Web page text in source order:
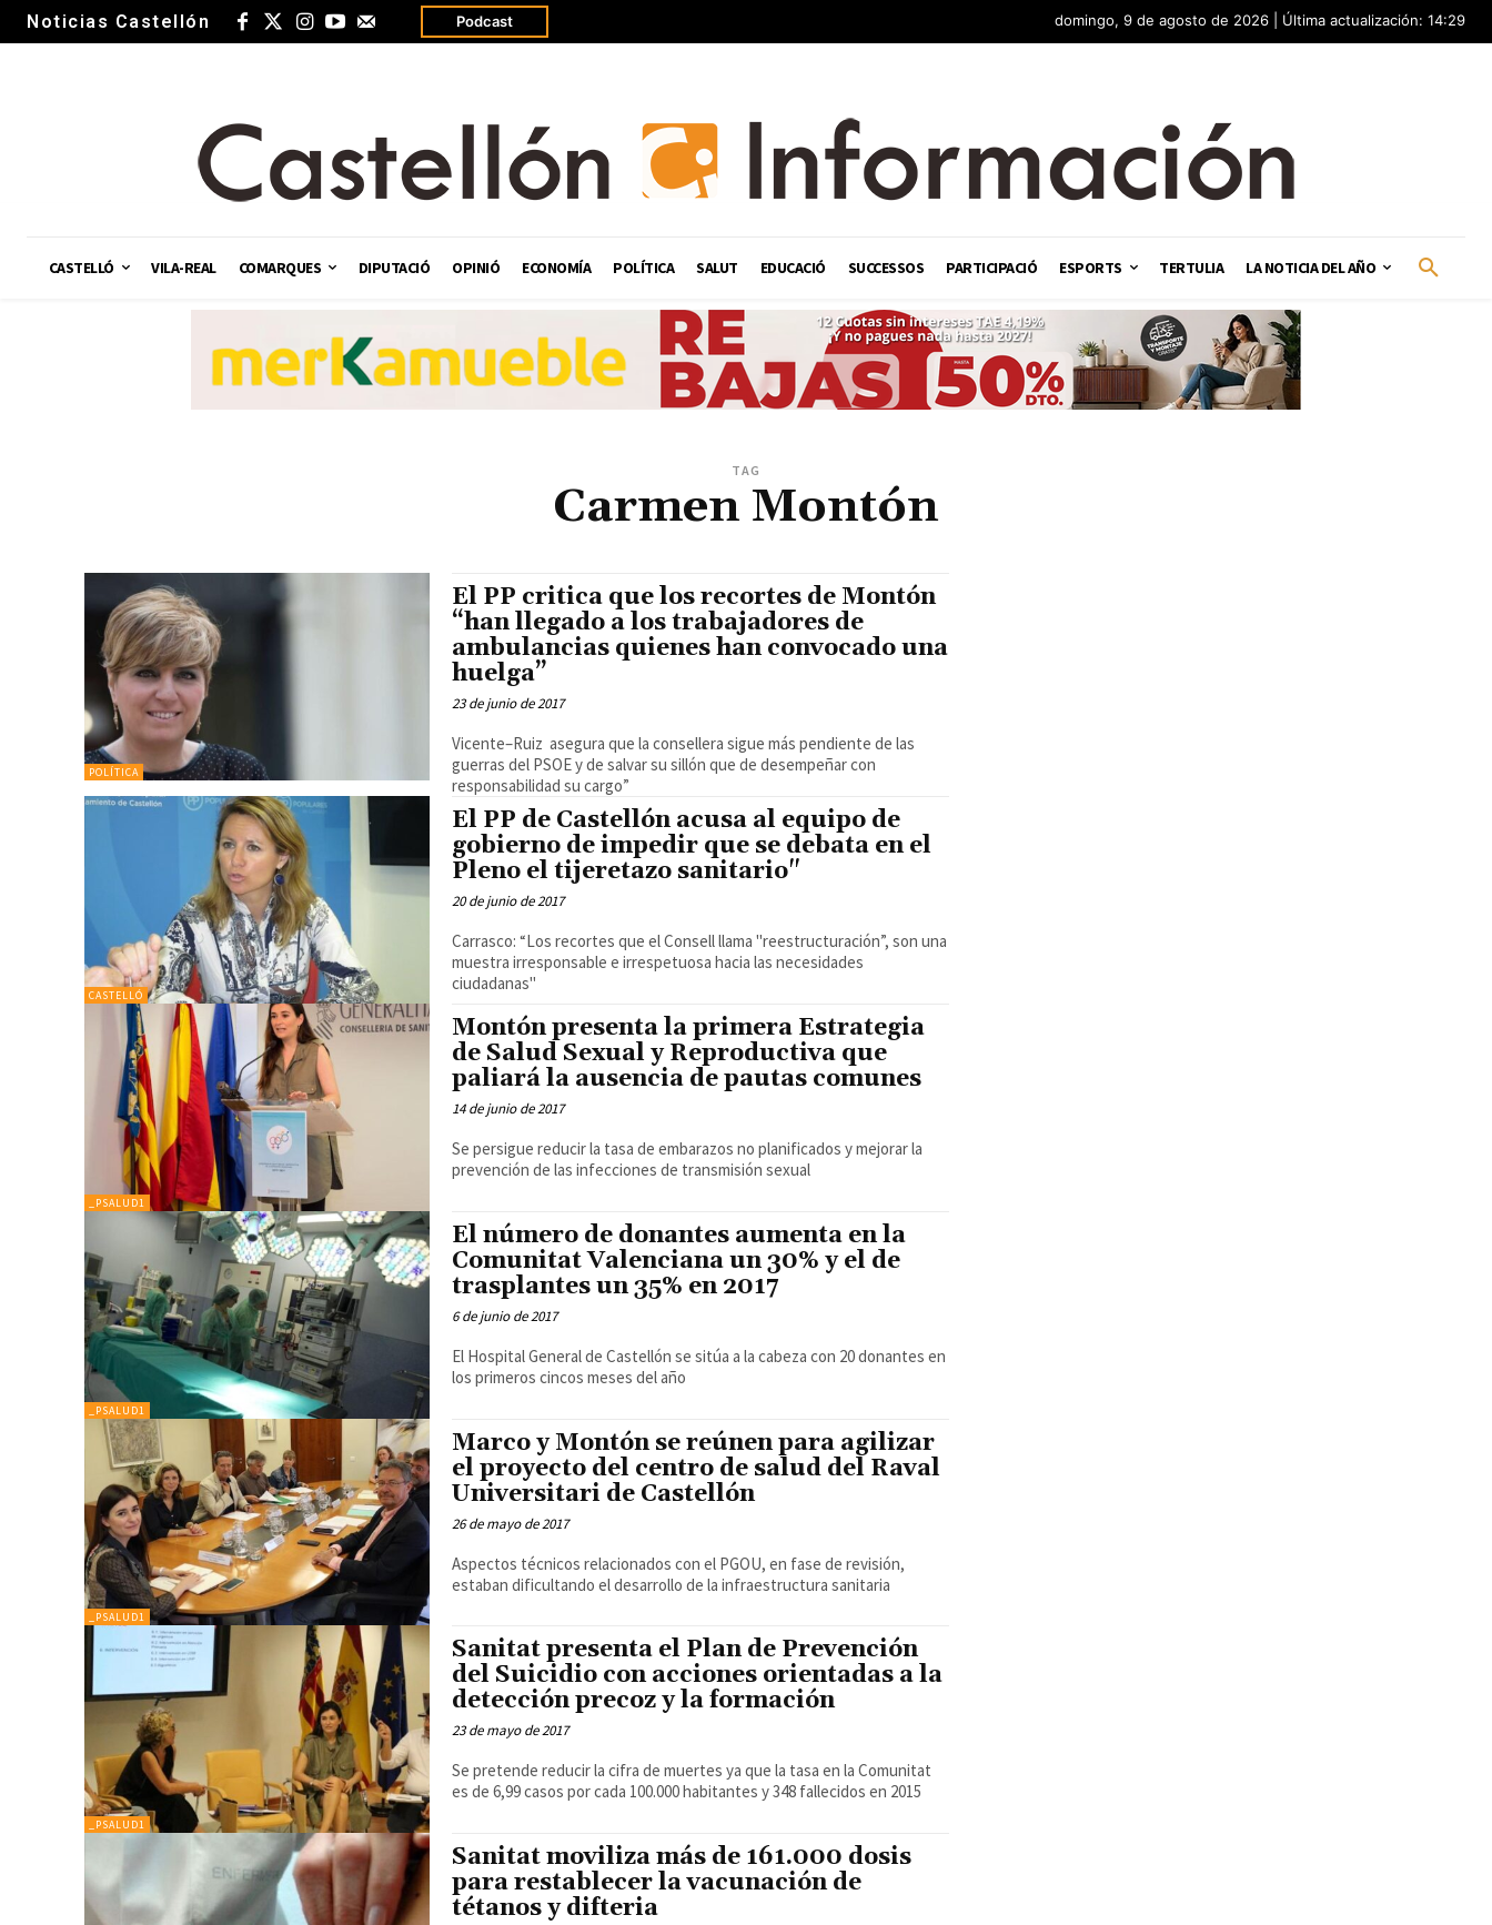
Noticias Castellón Podcast domingo, 9 de agosto de 2026 | Última actualización: 14:29
CASTELLÓ VILA-REAL COMARQUES DIPUTACIÓ OPINIÓ ECONOMÍA POLÍTICA SALUT EDUCACIÓ SUCCESSOS PARTICIPACIÓ ESPORTS TERTULIA LA NOTICIA DEL AÑO
TAG
Carmen Montón
POLÍTICA
El PP critica que los recortes de Montón
“han llegado a los trabajadores de
ambulancias quienes han convocado una
huelga”
23 de junio de 2017
Vicente–Ruiz asegura que la consellera sigue más pendiente de las
guerras del PSOE y de salvar su sillón que de desempeñar con
responsabilidad su cargo”
CASTELLÓ
El PP de Castellón acusa al equipo de
gobierno de impedir que se debata en el
Pleno el tijeretazo sanitario"
20 de junio de 2017
Carrasco: “Los recortes que el Consell llama "reestructuración”, son una
muestra irresponsable e irrespetuosa hacia las necesidades
ciudadanas"
_PSALUD1
Montón presenta la primera Estrategia
de Salud Sexual y Reproductiva que
paliará la ausencia de pautas comunes
14 de junio de 2017
Se persigue reducir la tasa de embarazos no planificados y mejorar la
prevención de las infecciones de transmisión sexual
_PSALUD1
El número de donantes aumenta en la
Comunitat Valenciana un 30% y el de
trasplantes un 35% en 2017
6 de junio de 2017
El Hospital General de Castellón se sitúa a la cabeza con 20 donantes en
los primeros cincos meses del año
_PSALUD1
Marco y Montón se reúnen para agilizar
el proyecto del centro de salud del Raval
Universitari de Castellón
26 de mayo de 2017
Aspectos técnicos relacionados con el PGOU, en fase de revisión,
estaban dificultando el desarrollo de la infraestructura sanitaria
_PSALUD1
Sanitat presenta el Plan de Prevención
del Suicidio con acciones orientadas a la
detección precoz y la formación
23 de mayo de 2017
Se pretende reducir la cifra de muertes ya que la tasa en la Comunitat
es de 6,99 casos por cada 100.000 habitantes y 348 fallecidos en 2015
Sanitat moviliza más de 161.000 dosis
para restablecer la vacunación de
tétanos y difteria